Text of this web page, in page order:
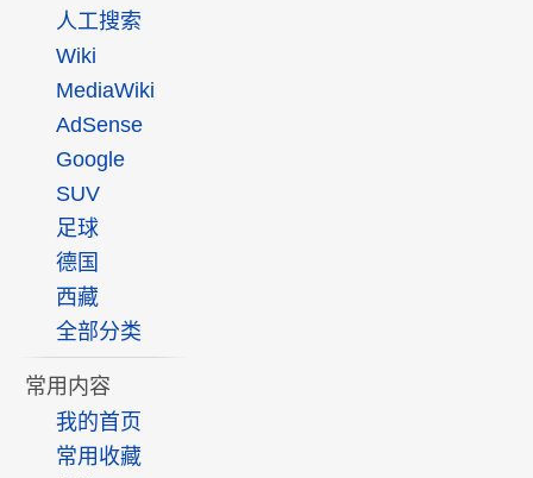
人工搜索
Wiki
MediaWiki
AdSense
Google
SUV
足球
德国
西藏
全部分类
常用内容
我的首页
常用收藏